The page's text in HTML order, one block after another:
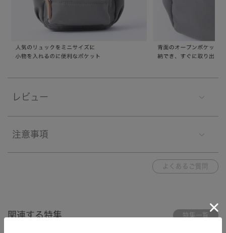
レビュー
注意事項
よくあるご質問
関連する特集 特集一覧